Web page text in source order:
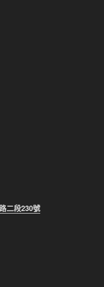
二段230號